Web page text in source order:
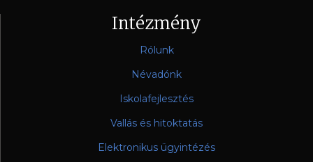
Intézmény
Rólunk
Névadónk
Iskolafejlesztés
Vallás és hitoktatás
Elektronikus ügyintézés